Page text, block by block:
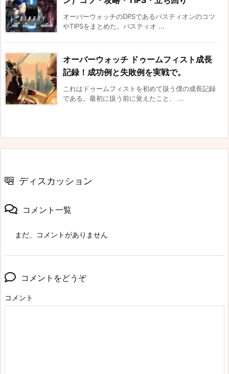
オーバーウォッチのDPSであるバスティオンのコツ
やTIPSをまとめた。バスティオ ...
オーバーウォッチ ドゥームフィスト成長
記録！成功例と失敗例を実戦で。
これはドゥームフィストを初めて扱う僕の成長記録
である。最初に扱う前に覚えたこと、 ...
ディスカッション
コメント一覧
まだ、コメントがありません
コメントをどうぞ
コメント